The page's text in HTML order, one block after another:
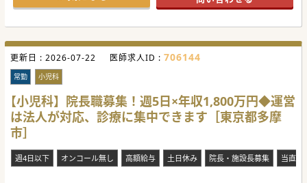
談が可能です。
【医療機関情報】
■東京西部でクリニック、健診施設、訪問介護ステーション
など11の施設を運営する法人からの募集です。
■法人の中でも最大の診療所である当クリニックには、常勤
医が20名ほど在籍しており、経験豊かな様々な科目の専門医
が診察しています。
■専門性の高い疾患については専門外来を設け、患者様へ専
門的な医療を提供しております。
【やりがい】
■ご希望の方には、出来高実績給もご選択いただくことがで
きますので高額給与も可能になります。
に応じて評価を行っております。働きながらご自身のスキル
アップを行っていただけます。
更新日 : 2026-07-22 医師求人ID : 706144
常勤 小児科
【小児科】院長職募集！週5日×年収1,800万円◆運営
は法人が対応、診療に集中できます［東京都多摩
市］
週4日以下 オンコール無し 高額給与 土日休み 院長・施設長募集 当直な